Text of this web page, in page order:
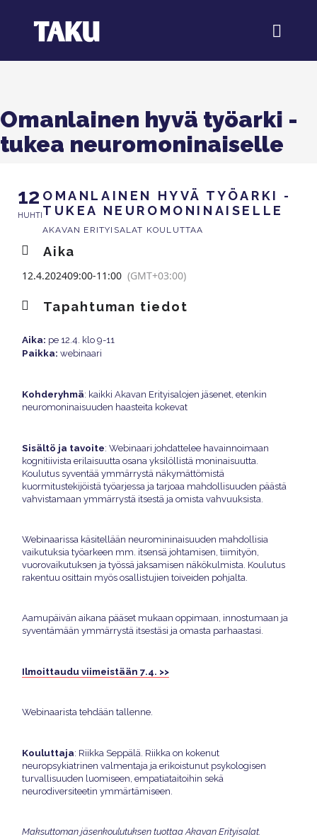
Omanlainen hyvä työarki -
tukea neuromoninaiselle
12
HUHTI
OMANLAINEN HYVÄ TYÖARKI -
TUKEA NEUROMONINAISELLE
AKAVAN ERITYISALAT KOULUTTAA
Aika
12.4.202409:00-11:00 (GMT+03:00)
Tapahtuman tiedot
Aika: pe 12.4. klo 9-11
Paikka: webinaari
Kohderyhmä: kaikki Akavan Erityisalojen jäsenet, etenkin
neuromoninaisuuden haasteita kokevat
Sisältö ja tavoite: Webinaari johdattelee havainnoimaan
kognitiivista erilaisuutta osana yksilöllistä moninaisuutta.
Koulutus syventää ymmärrystä näkymättömistä
kuormitustekijöistä työarjessa ja tarjoaa mahdollisuuden päästä
vahvistamaan ymmärrystä itsestä ja omista vahvuuksista.
Webinaarissa käsitellään neuromininaisuuden mahdollisia
vaikutuksia työarkeen mm. itsensä johtamisen, tiimityön,
vuorovaikutuksen ja työssä jaksamisen näkökulmista. Koulutus
rakentuu osittain myös osallistujien toiveiden pohjalta.
Aamupäivän aikana pääset mukaan oppimaan, innostumaan ja
syventämään ymmärrystä itsestäsi ja omasta parhaastasi.
Ilmoittaudu viimeistään 7.4. >>
Webinaarista tehdään tallenne.
Kouluttaja: Riikka Seppälä. Riikka on kokenut
neuropsykiatrinen valmentaja ja erikoistunut psykologisen
turvallisuuden luomiseen, empatiataitoihin sekä
neurodiversiteetin ymmärtämiseen.
Maksuttoman jäsenkoulutuksen tuottaa Akavan Erityisalat.